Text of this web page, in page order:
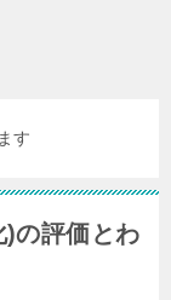
す
)の評価とわ